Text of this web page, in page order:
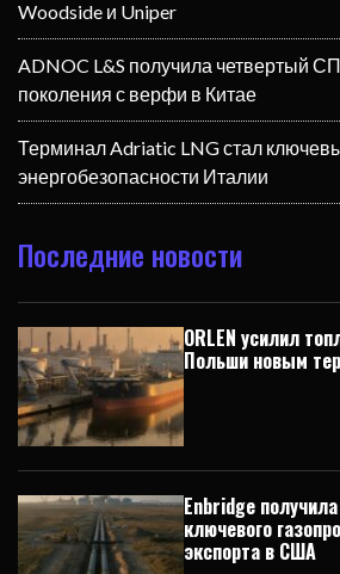
Woodside и Uniper
ADNOC L&S получила четвертый
поколения с верфи в Китае
Терминал Adriatic LNG стал
энергобезопасности Италии
Последние новости
ORLEN усилил
Польши новым
Enbridge
ключевого
экспорта в США